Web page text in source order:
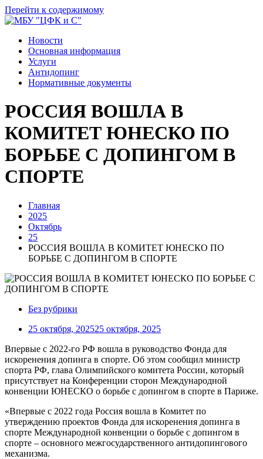
Перейти к содержимому
Новости
Основная информация
Услуги
Антидопинг
Нормативные документы
РОССИЯ ВОШЛА В
КОМИТЕТ ЮНЕСКО ПО
БОРЬБЕ С ДОПИНГОМ В
СПОРТЕ
Главная
2025
Октябрь
25
РОССИЯ ВОШЛА В КОМИТЕТ ЮНЕСКО ПО
БОРЬБЕ С ДОПИНГОМ В СПОРТЕ
Без рубрики
25 октября, 202525 октября, 2025
Впервые с 2022-го РФ вошла в руководство Фонда для
искоренения допинга в спорте. Об этом сообщил министр
спорта РФ, глава Олимпийского комитета России, который
присутствует на Конференции сторон Международной
конвенции ЮНЕСКО о борьбе с допингом в спорте в Париже.
«Впервые с 2022 года Россия вошла в Комитет по
утверждению проектов Фонда для искоренения допинга в
спорте Международной конвенции о борьбе с допингом в
спорте – основного межгосударственного антидопингового
механизма.